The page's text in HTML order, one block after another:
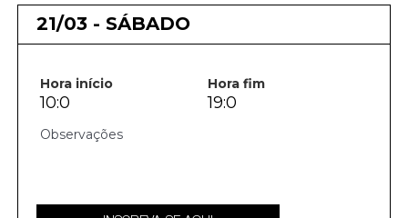
21/03 - SÁBADO
Hora início Hora fim
10:0 19:0